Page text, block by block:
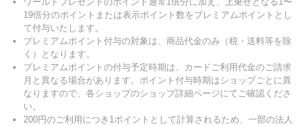
19倍分のポイントまたは表示ポイント数をプレミアムポイントとし
て付与いたします。
プレミアムポイント付与の対象は、商品代金のみ（税・送料等を除
く）となります。
プレミアムポイントの付与予定時期は、カードご利用代金のご請求
月と異なる場合があります。ポイント付与時期はショップごとに異
なりますので、各ショップのショップ詳細ページにてご確認くださ
い。
200円のご利用につき1ポイントとして計算されるため、一部の法人